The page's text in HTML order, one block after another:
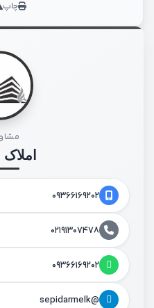
چاپ
۰۹۳۶۶۱۶۹۲۰۲
۰۲۱۹۱۳۰۷۴۷۸
۰۹۳۶۶۱۶۹۲۰۲
@sepidarmelk